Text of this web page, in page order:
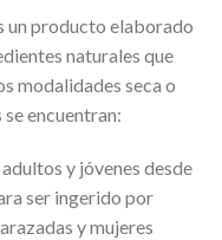
un producto elaborado
naturales que
modalidades seca o
encuentran:
y jóvenes desde
ser ingerido por
y mujeres